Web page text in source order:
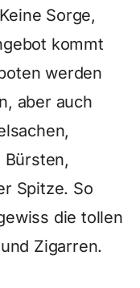
Sorge,
kommt
werden
aber auch
Spitze. So
die tollen
Zigarren.